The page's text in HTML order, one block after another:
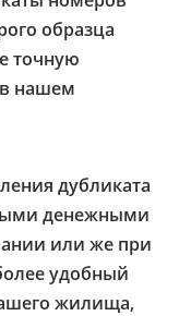
образца
точную
нашем
дубликата
денежными
или же при
удобный
жилища,